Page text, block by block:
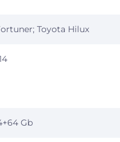
Toyota Hilux
Gb